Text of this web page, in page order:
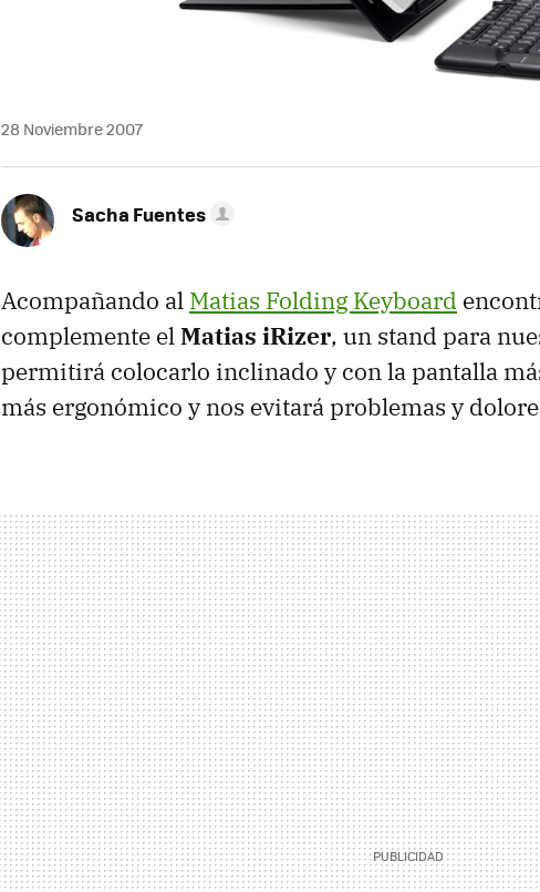
28 Noviembre 2007
Sacha Fuentes
Acompañando al Matias Folding Keyboard
complemente elMatias iRizer, un stand para
permitirá colocarlo inclinado y con la pantalla
más ergonómico y nos evitará problemas y